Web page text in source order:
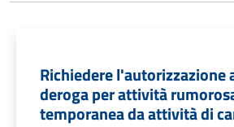
Richiedere l'autorizzazione
deroga per attività
temporanea da attività di